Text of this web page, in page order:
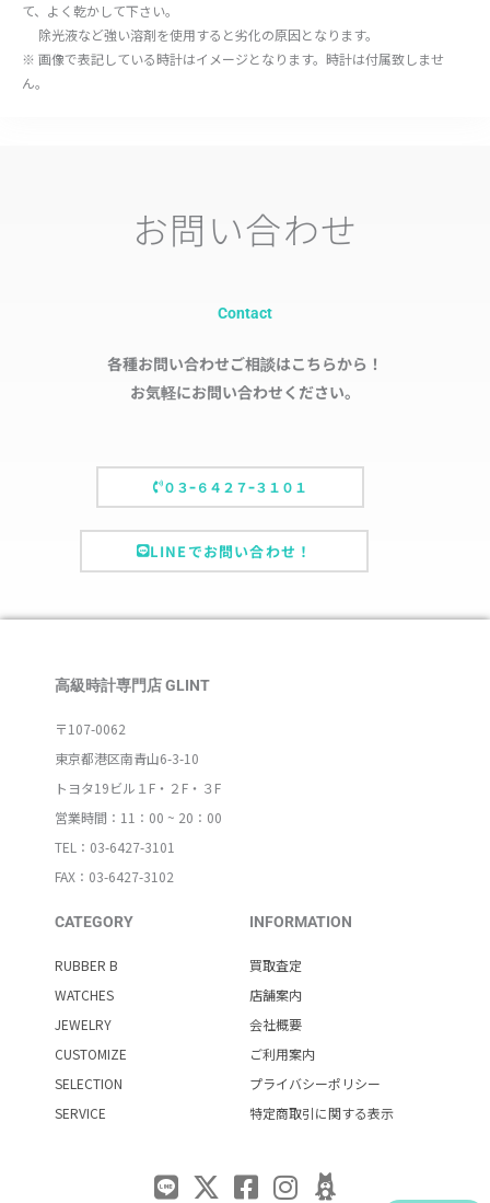
て、よく乾かして下さい。
除光液など強い溶剤を使用すると劣化の原因となります。
※ 画像で表記している時計はイメージとなります。時計は付属致しませ
ん。
お問い合わせ
Contact
各種お問い合わせご相談はこちらから！
お気軽にお問い合わせください。
０３ｰ６４２７ｰ３１０１
LINEでお問い合わせ！
高級時計専門店 GLINT
〒107-0062
東京都港区南青山6-3-10
トヨタ19ビル１F・２F・３F
営業時間：11：00 ~ 20：00
TEL：03-6427-3101
FAX：03-6427-3102
CATEGORY
RUBBER B
WATCHES
JEWELRY
CUSTOMIZE
SELECTION
SERVICE
INFORMATION
買取査定
店舗案内
会社概要
ご利用案内
プライバシーポリシー
特定商取引に関する表示